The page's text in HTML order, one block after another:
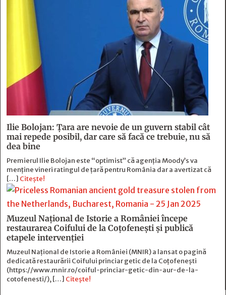
Ilie Bolojan: Țara are nevoie de un guvern stabil cât
mai repede posibil, dar care să facă ce trebuie, nu să
dea bine
Premierul Ilie Bolojan este “optimist” că agenția Moody’s va
menține vineri ratingul de țară pentru România dar a avertizat că
[…] Citește!
Muzeul Naţional de Istorie a României începe
restaurarea Coifului de la Coţofeneşti şi publică
etapele intervenţiei
Muzeul Naţional de Istorie a României (MNIR) a lansat o pagină
dedicată restaurării Coifului princiar getic de la Coţofeneşti
(https://www.mnir.ro/coiful-princiar-getic-din-aur-de-la-
cotofenesti/), […] Citește!